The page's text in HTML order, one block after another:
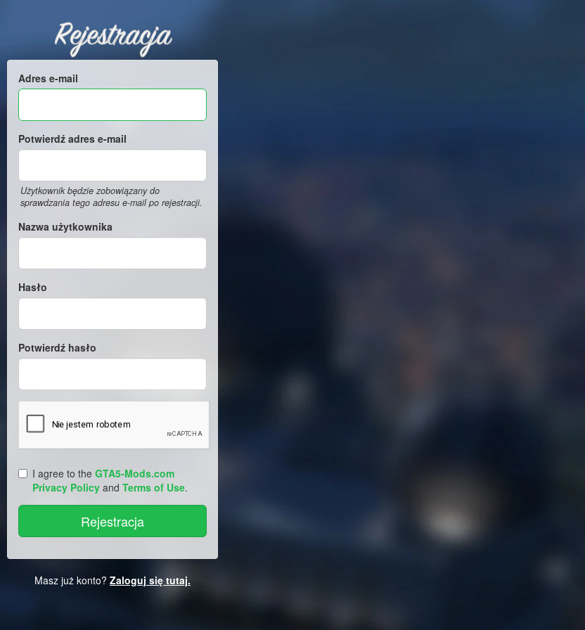
Rejestracja
Adres e-mail
Potwierdź adres e-mail
Użytkownik będzie zobowiązany do
sprawdzania tego adresu e-mail po rejestracji.
Nazwa użytkownika
Hasło
Potwierdź hasło
I agree to the GTA5-Mods.com
Privacy Policy and Terms of Use.
Masz już konto? Zaloguj się tutaj.